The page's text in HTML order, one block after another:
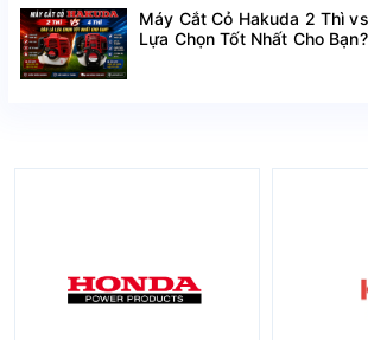
Máy Cắt Cỏ Hakuda 2 Thì
Lựa Chọn Tốt Nhất Cho Bạn?